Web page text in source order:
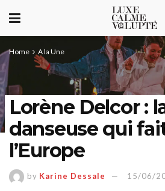
Home A la Une
Lorène Delcor :
danseuse qui
l’Europe
by Karine Dessale 15/06/